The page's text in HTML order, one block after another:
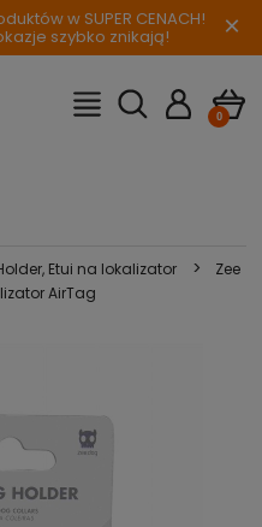
w SUPER CENACH!
szybko znikają! ×
Etui na lokalizator >
Zee
AirTag